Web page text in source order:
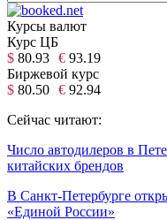
Курсы валют
Курс ЦБ
$ 80.93 € 93.19
Биржевой курс
$ 80.50 € 92.94
Сейчас читают:
Число автодилеров в
китайских брендов
В Санкт-Петербурге
«Единой России»